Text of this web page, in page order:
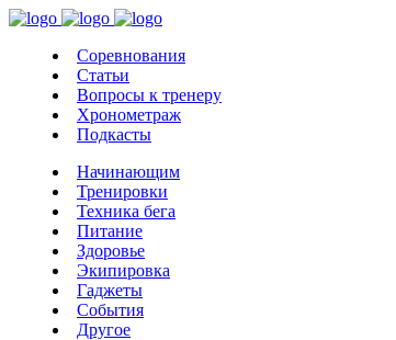
Соревнования
Статьи
Вопросы к тренеру
Хронометраж
Подкасты
Начинающим
Тренировки
Техника бега
Питание
Здоровье
Экипировка
Гаджеты
События
Другое